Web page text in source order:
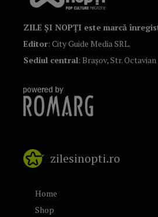
ZILE ȘI NOPȚI este marcă
Editor: City Guide Media SRL.
Sediul central: Brașov, Str.
zilesinopti.ro
Home
Shop